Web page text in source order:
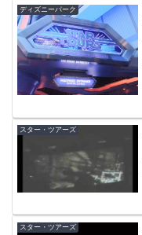
ディズニーパーク
スター・ツアーズ
スター・ツアーズ